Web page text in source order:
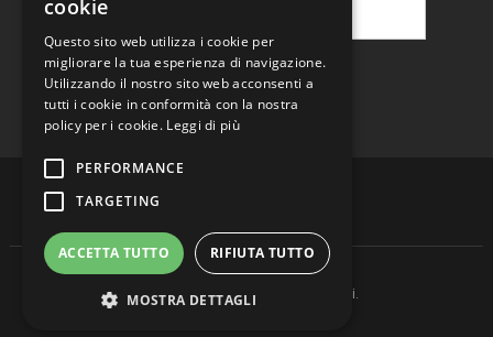
Copyright © 2026 DD magazine. Tutti i Diritti Riservati.
cookie
Questo sito web utilizza i cookie per
migliorare la tua esperienza di navigazione.
Utilizzando il nostro sito web acconsenti a
tutti i cookie in conformità con la nostra
policy per i cookie. Leggi di più
PERFORMANCE
TARGETING
ACCETTA TUTTO RIFIUTA TUTTO
MOSTRA DETTAGLI